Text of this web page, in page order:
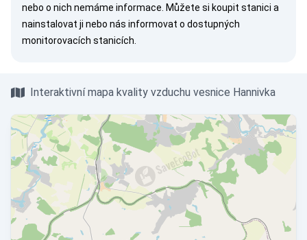
nebo o nich nemáme informace. Můžete si koupit stanici a
nainstalovat ji nebo nás informovat o dostupných
monitorovacích stanicích.
Interaktivní mapa kvality vzduchu vesnice Hannivka